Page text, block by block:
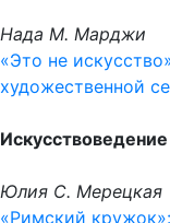
Нада М. Марджи
«Это не
художественной
Искусствоведение
Юлия С. Мерецкая
«Римский